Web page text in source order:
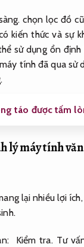
chọn lọc đồ
kiến ​​thức và sự
sử dụng ổn định
tính đã qua sử
táo được tấm
lý máy tính
lại nhiều lợi ích,
Kiểm tra. Tư